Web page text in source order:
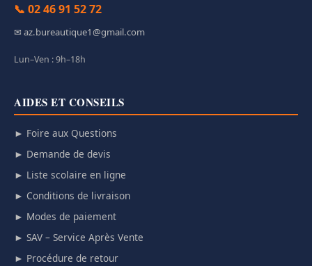
📞 02 46 91 52 72
✉ az.bureautique1@gmail.com
Lun–Ven : 9h–18h
AIDES ET CONSEILS
► Foire aux Questions
► Demande de devis
► Liste scolaire en ligne
► Conditions de livraison
► Modes de paiement
► SAV – Service Après Vente
► Procédure de retour